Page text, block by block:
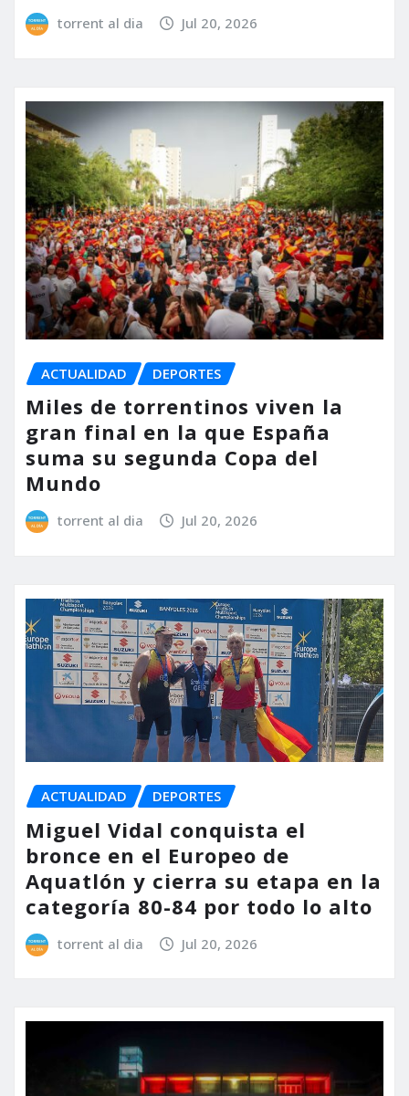
torrent al dia Jul 20, 2026
ACTUALIDAD DEPORTES
Miles de torrentinos viven la
gran final en la que España
suma su segunda Copa del
Mundo
torrent al dia Jul 20, 2026
ACTUALIDAD DEPORTES
Miguel Vidal conquista el
bronce en el Europeo de
Aquatlón y cierra su etapa en la
categoría 80-84 por todo lo alto
torrent al dia Jul 20, 2026